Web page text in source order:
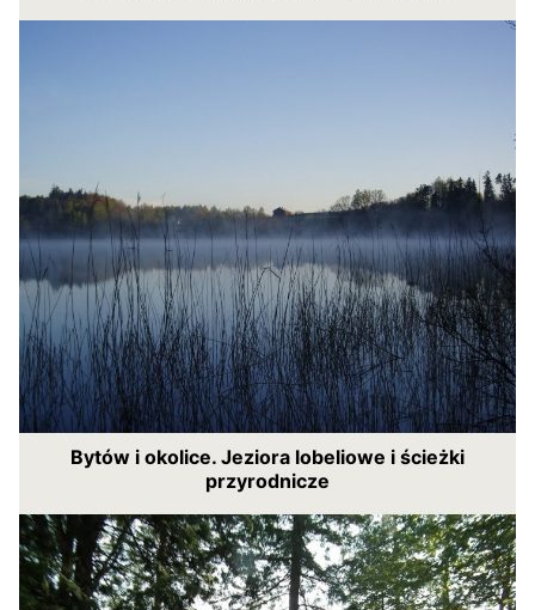
Bytów i okolice. Jeziora lobeliowe i ścieżki
przyrodnicze